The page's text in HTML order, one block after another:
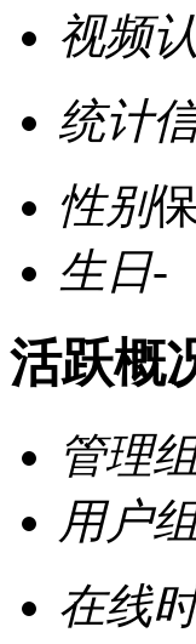
视频
统计
性别
生日-
活跃概
管理
用户
在线